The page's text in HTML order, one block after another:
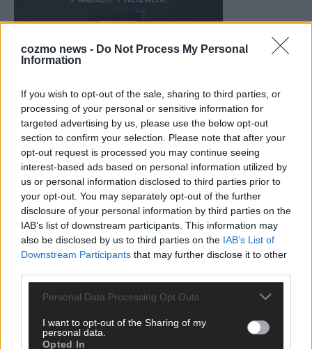
cozmo news - Do Not Process My Personal
Information
If you wish to opt-out of the sale, sharing to third parties, or
processing of your personal or sensitive information for
targeted advertising by us, please use the below opt-out
section to confirm your selection. Please note that after your
opt-out request is processed you may continue seeing
interest-based ads based on personal information utilized by
us or personal information disclosed to third parties prior to
your opt-out. You may separately opt-out of the further
disclosure of your personal information by third parties on the
IAB’s list of downstream participants. This information may
also be disclosed by us to third parties on the IAB’s List of
Downstream Participants that may further disclose it to other
Personal Data Processing Opt Outs
I want to opt-out of the Sharing of my
personal data.
Opted In
KEINE NEWS MEHR VERPASSEN